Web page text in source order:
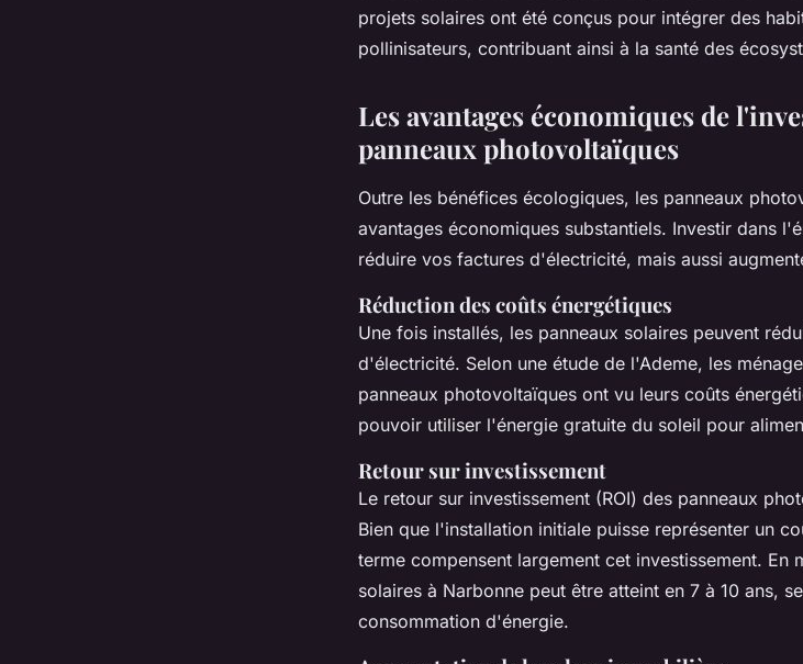
projets solaires ont été conçus pour intégrer des
pollinisateurs, contribuant ainsi à la santé des
Les avantages économiques de
panneaux photovoltaïques
Outre les bénéfices écologiques, les panneaux
avantages économiques substantiels. Investir dans
réduire vos factures d'électricité, mais aussi
Réduction des coûts énergétiques
Une fois installés, les panneaux solaires peuvent
d'électricité. Selon une étude de l'Ademe, les
panneaux photovoltaïques ont vu leurs coûts
pouvoir utiliser l'énergie gratuite du soleil pour
Retour sur investissement
Le retour sur investissement (ROI) des panneaux
Bien que l'installation initiale puisse représenter un
terme compensent largement cet investissement. En
solaires à Narbonne peut être atteint en 7 à 10 ans,
consommation d'énergie.